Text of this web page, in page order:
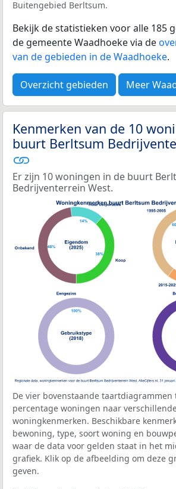
Buitengebied Berltsum.
Bekijk de statistieken voor alle 185
de gemeente Waadhoeke via de
van de gebieden in de Waadhoeke.
Overzicht gebieden Meer
Kenmerken van de 10
buurt Berltsum
Er zijn 10 woningen in de buurt
Bedrijventerrein West.
De vier bovenstaande taartdiagrammen
percentage woningen naar
woningkenmerken. Beschikbare
bewoning, type, soort woning en
waar de data voor gelden staat in het
grafiek. Klik op de afbeelding om deze
geven.